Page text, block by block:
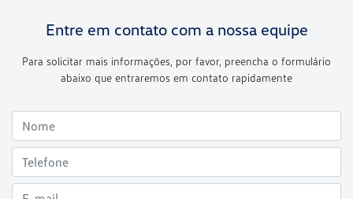
Entre em contato com a nossa equipe
Para solicitar mais informações, por favor, preencha o formulário
abaixo que entraremos em contato rapidamente